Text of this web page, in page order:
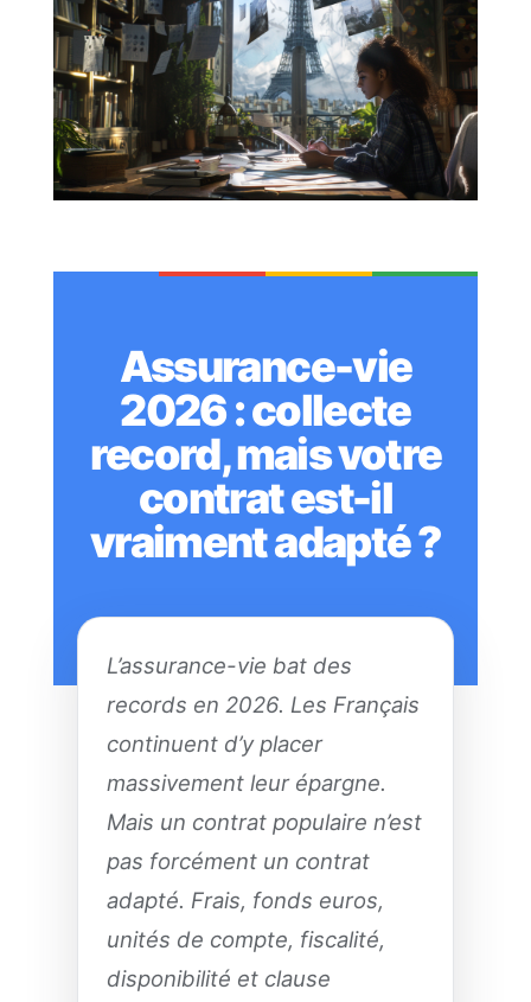
Assurance-vie
2026 : collecte
record, mais votre
contrat est-il
vraiment adapté ?
L’assurance-vie bat des
records en 2026. Les Français
continuent d’y placer
massivement leur épargne.
Mais un contrat populaire n’est
pas forcément un contrat
adapté. Frais, fonds euros,
unités de compte, fiscalité,
disponibilité et clause